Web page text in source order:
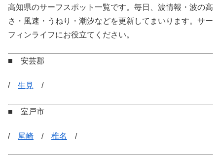
高知県のサーフスポット一覧です。毎日、波情報・波の高
さ・風速・うねり・潮汐などを更新してまいります。サー
フィンライフにお役立てください。
■ 安芸郡
/ 生見 /
■ 室戸市
/ 尾崎 / 椎名 /